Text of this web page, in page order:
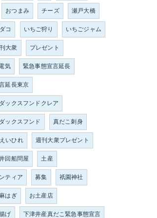
おつまみ チーズ 瀬戸大橋
コ いちご狩り いちごジャム
大衆 プレゼント
気 緊急事態宣言延長
延長東京
ックスフンドクレア
ックスフンド 真だこ刺身
いひれ 週刊大衆プレゼント
回船問屋 土産
ティア 募集 祇園神社
はぎ お土産店
げ 下津井産真だこ緊急事態宣言